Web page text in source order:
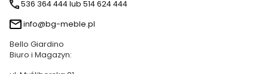
536 364 444 lub 514 624 444
info@bg-meble.pl
Bello Giardino
Biuro i Magazyn: